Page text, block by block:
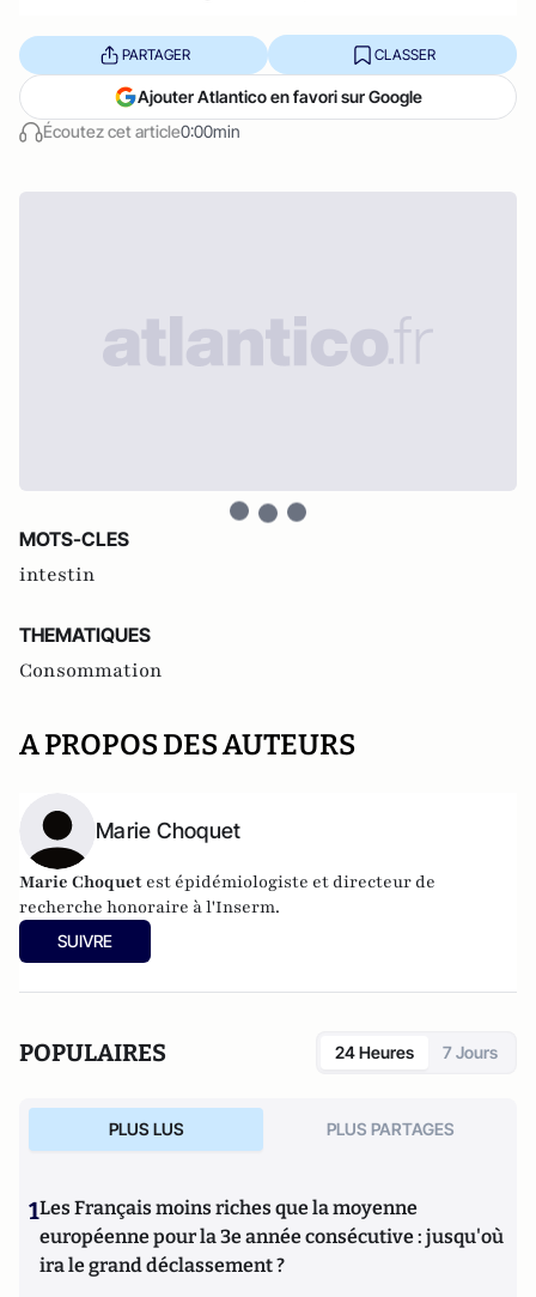
Écoutez cet article0:00min
PARTAGER CLASSER
Ajouter Atlantico en favori sur Google
MOTS-CLES
intestin
THEMATIQUES
Consommation
A PROPOS DES AUTEURS
Marie Choquet
Marie Choquet est épidémiologiste et directeur de
recherche honoraire à l'Inserm.
SUIVRE
POPULAIRES 24 Heures 7 Jours
PLUS LUS PLUS PARTAGES
1Les Français moins riches que la moyenne
européenne pour la 3e année consécutive : jusqu'où
ira le grand déclassement ?